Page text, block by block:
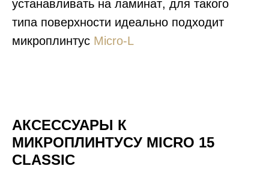
устанавливать на ламинат, для такого
типа поверхности идеально подходит
микроплинтус Micro-L
АКСЕССУАРЫ К
МИКРОПЛИНТУСУ MICRO 15
CLASSIC